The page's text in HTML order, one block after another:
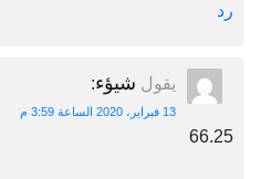
رد
يقول شيؤء:
13 فبراير، 2020 الساعة 3:59 م
66.25